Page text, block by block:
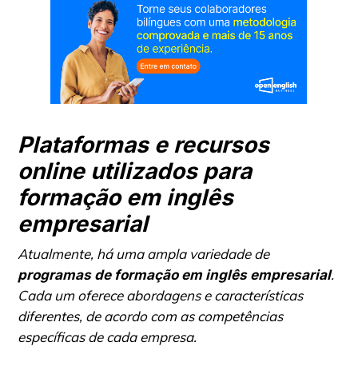
Plataformas e recursos
online utilizados para
formação em inglês
empresarial
Atualmente, há uma ampla variedade de
programas de formação em inglês empresarial.
Cada um oferece abordagens e características
diferentes, de acordo com as competências
específicas de cada empresa.